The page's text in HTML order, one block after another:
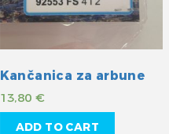
Kančanica za arbune
13,80€
ADD TO CART